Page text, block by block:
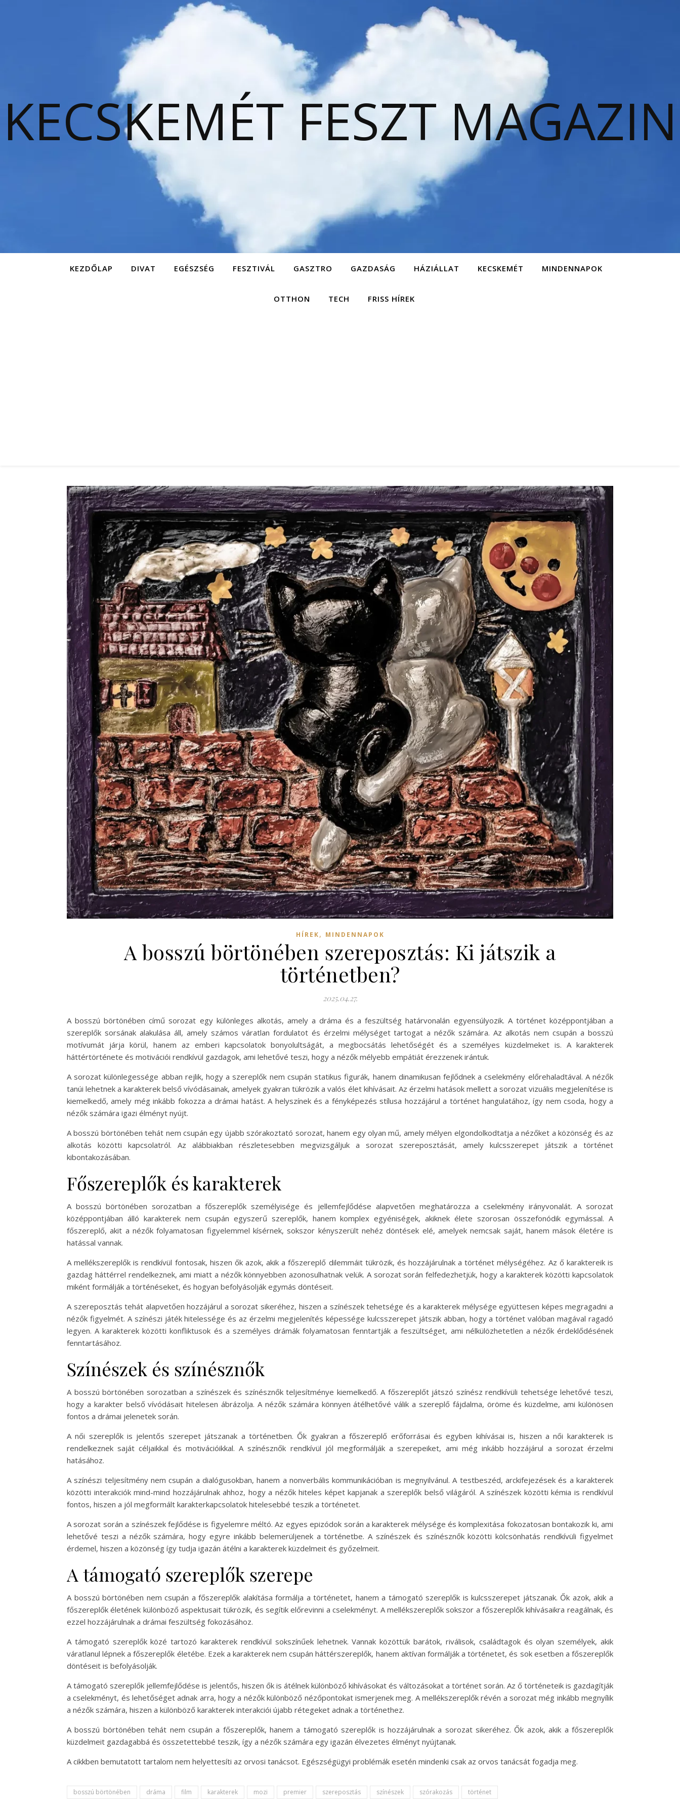
KECSKEMÉT FESZT MAGAZIN
KEZDŐLAP DIVAT EGÉSZSÉG FESZTIVÁL GASZTRO GAZDASÁG HÁZIÁLLAT KECSKEMÉT MINDENNAPOK
OTTHON TECH FRISS HÍREK
HÍREK, MINDENNAPOK
A bosszú börtönében szereposztás: Ki játszik a
történetben?
2025.04.27.
A bosszú börtönében című sorozat egy különleges alkotás, amely a dráma és a feszültség határvonalán egyensúlyozik. A történet középpontjában a
szereplők sorsának alakulása áll, amely számos váratlan fordulatot és érzelmi mélységet tartogat a nézők számára. Az alkotás nem csupán a bosszú
motívumát járja körül, hanem az emberi kapcsolatok bonyolultságát, a megbocsátás lehetőségét és a személyes küzdelmeket is. A karakterek
háttértörténete és motivációi rendkívül gazdagok, ami lehetővé teszi, hogy a nézők mélyebb empátiát érezzenek irántuk.
A sorozat különlegessége abban rejlik, hogy a szereplők nem csupán statikus figurák, hanem dinamikusan fejlődnek a cselekmény előrehaladtával. A nézők
tanúi lehetnek a karakterek belső vívódásainak, amelyek gyakran tükrözik a valós élet kihívásait. Az érzelmi hatások mellett a sorozat vizuális megjelenítése is
kiemelkedő, amely még inkább fokozza a drámai hatást. A helyszínek és a fényképezés stílusa hozzájárul a történet hangulatához, így nem csoda, hogy a
nézők számára igazi élményt nyújt.
A bosszú börtönében tehát nem csupán egy újabb szórakoztató sorozat, hanem egy olyan mű, amely mélyen elgondolkodtatja a nézőket a közönség és az
alkotás közötti kapcsolatról. Az alábbiakban részletesebben megvizsgáljuk a sorozat szereposztását, amely kulcsszerepet játszik a történet
kibontakozásában.
Főszereplők és karakterek
A bosszú börtönében sorozatban a főszereplők személyisége és jellemfejlődése alapvetően meghatározza a cselekmény irányvonalát. A sorozat
középpontjában álló karakterek nem csupán egyszerű szereplők, hanem komplex egyéniségek, akiknek élete szorosan összefonódik egymással. A
főszereplő, akit a nézők folyamatosan figyelemmel kísérnek, sokszor kényszerült nehéz döntések elé, amelyek nemcsak saját, hanem mások életére is
hatással vannak.
A mellékszereplők is rendkívül fontosak, hiszen ők azok, akik a főszereplő dilemmáit tükrözik, és hozzájárulnak a történet mélységéhez. Az ő karaktereik is
gazdag háttérrel rendelkeznek, ami miatt a nézők könnyebben azonosulhatnak velük. A sorozat során felfedezhetjük, hogy a karakterek közötti kapcsolatok
miként formálják a történéseket, és hogyan befolyásolják egymás döntéseit.
A szereposztás tehát alapvetően hozzájárul a sorozat sikeréhez, hiszen a színészek tehetsége és a karakterek mélysége együttesen képes megragadni a
nézők figyelmét. A színészi játék hitelessége és az érzelmi megjelenítés képessége kulcsszerepet játszik abban, hogy a történet valóban magával ragadó
legyen. A karakterek közötti konfliktusok és a személyes drámák folyamatosan fenntartják a feszültséget, ami nélkülözhetetlen a nézők érdeklődésének
fenntartásához.
Színészek és színésznők
A bosszú börtönében sorozatban a színészek és színésznők teljesítménye kiemelkedő. A főszereplőt játszó színész rendkívüli tehetsége lehetővé teszi,
hogy a karakter belső vívódásait hitelesen ábrázolja. A nézők számára könnyen átélhetővé válik a szereplő fájdalma, öröme és küzdelme, ami különösen
fontos a drámai jelenetek során.
A női szereplők is jelentős szerepet játszanak a történetben. Ők gyakran a főszereplő erőforrásai és egyben kihívásai is, hiszen a női karakterek is
rendelkeznek saját céljaikkal és motivációikkal. A színésznők rendkívül jól megformálják a szerepeiket, ami még inkább hozzájárul a sorozat érzelmi
hatásához.
A színészi teljesítmény nem csupán a dialógusokban, hanem a nonverbális kommunikációban is megnyilvánul. A testbeszéd, arckifejezések és a karakterek
közötti interakciók mind-mind hozzájárulnak ahhoz, hogy a nézők hiteles képet kapjanak a szereplők belső világáról. A színészek közötti kémia is rendkívül
fontos, hiszen a jól megformált karakterkapcsolatok hitelesebbé teszik a történetet.
A sorozat során a színészek fejlődése is figyelemre méltó. Az egyes epizódok során a karakterek mélysége és komplexitása fokozatosan bontakozik ki, ami
lehetővé teszi a nézők számára, hogy egyre inkább belemerüljenek a történetbe. A színészek és színésznők közötti kölcsönhatás rendkívüli figyelmet
érdemel, hiszen a közönség így tudja igazán átélni a karakterek küzdelmeit és győzelmeit.
A támogató szereplők szerepe
A bosszú börtönében nem csupán a főszereplők alakítása formálja a történetet, hanem a támogató szereplők is kulcsszerepet játszanak. Ők azok, akik a
főszereplők életének különböző aspektusait tükrözik, és segítik előrevinni a cselekményt. A mellékszereplők sokszor a főszereplők kihívásaikra reagálnak, és
ezzel hozzájárulnak a drámai feszültség fokozásához.
A támogató szereplők közé tartozó karakterek rendkívül sokszínűek lehetnek. Vannak közöttük barátok, riválisok, családtagok és olyan személyek, akik
váratlanul lépnek a főszereplők életébe. Ezek a karakterek nem csupán háttérszereplők, hanem aktívan formálják a történetet, és sok esetben a főszereplők
döntéseit is befolyásolják.
A támogató szereplők jellemfejlődése is jelentős, hiszen ők is átélnek különböző kihívásokat és változásokat a történet során. Az ő történeteik is gazdagítják
a cselekményt, és lehetőséget adnak arra, hogy a nézők különböző nézőpontokat ismerjenek meg. A mellékszereplők révén a sorozat még inkább megnyílik
a nézők számára, hiszen a különböző karakterek interakciói újabb rétegeket adnak a történethez.
A bosszú börtönében tehát nem csupán a főszereplők, hanem a támogató szereplők is hozzájárulnak a sorozat sikeréhez. Ők azok, akik a főszereplők
küzdelmeit gazdagabbá és összetettebbé teszik, így a nézők számára egy igazán élvezetes élményt nyújtanak.
A cikkben bemutatott tartalom nem helyettesíti az orvosi tanácsot. Egészségügyi problémák esetén mindenki csak az orvos tanácsát fogadja meg.
bosszú börtönében dráma film karakterek mozi premier szereposztás színészek szórakozás történet